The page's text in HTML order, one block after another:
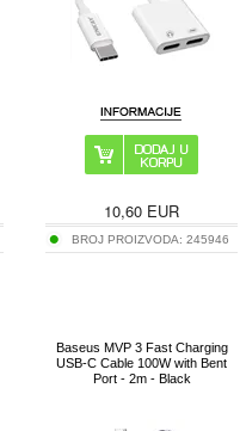
10,60 EUR
BROJ PROIZVODA:245946
Baseus MVP 3 Fast Charging
USB-C Cable 100W with Bent
Port - 2m - Black